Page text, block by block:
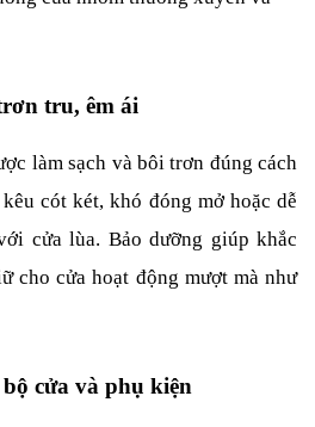
tru, êm ái
làm sạch và bôi trơn đúng cách
cót két, khó đóng mở hoặc dễ
cửa lùa. Bảo dưỡng giúp khắc
cho cửa hoạt động mượt mà như
cửa và phụ kiện